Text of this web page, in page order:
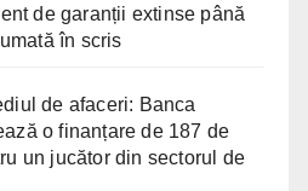
de garanții extinse până
în scris
de afaceri: Banca
o finanțare de 187 de
un jucător din sectorul de